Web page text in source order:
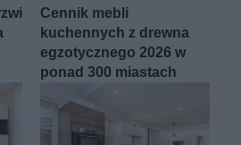
Cennik mebli
kuchennych z drewna
egzotycznego 2026 w
ponad 300 miastach